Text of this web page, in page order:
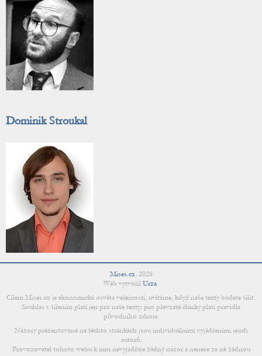
Dominik Stroukal
Mises.cz, 2026
Web vytvořil Urza.
Cílem Mises.cz je ekonomická osvěta veřejnosti; uvítáme, když naše texty budete šířit.
Souhlas s šířením platí jen pro naše texty; pro převzaté články platí pravidla
původního zdroje.
Názory prezentované na těchto stránkách jsou individuálními vyjádřeními jejich
autorů.
Provozovatel tohoto webu k nim nevyjadřuje žádný názor a nenese za ně žádnou